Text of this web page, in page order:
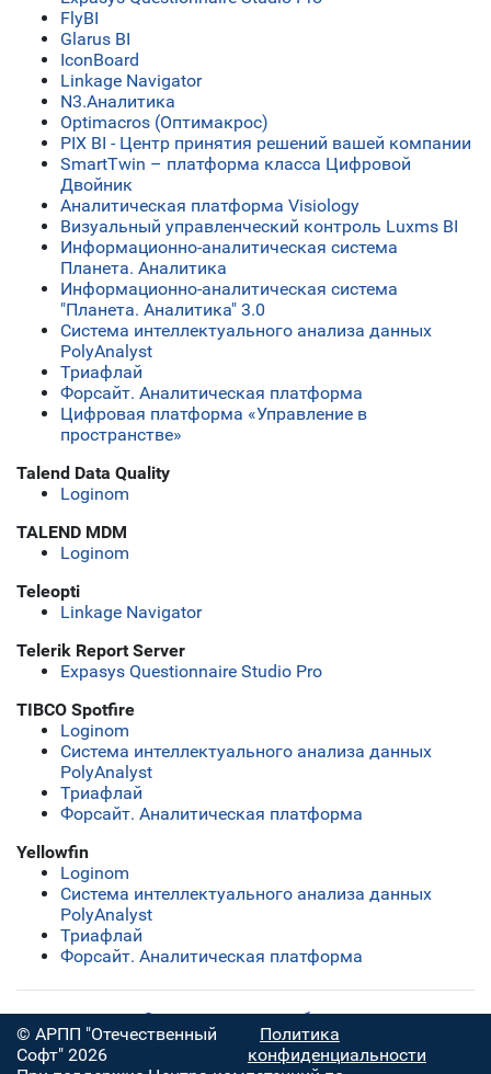
FlyBI
Glarus BI
IconBoard
Linkage Navigator
N3.Аналитика
Optimacros (Оптимакрос)
PIX BI - Центр принятия решений вашей компании
SmartTwin – платформа класса Цифровой
Двойник
Аналитическая платформа Visiology
Визуальный управленческий контроль Luxms BI
Информационно-аналитическая система
Планета. Аналитика
Информационно-аналитическая система
"Планета. Аналитика" 3.0
Система интеллектуального анализа данных
PolyAnalyst
Триафлай
Форсайт. Аналитическая платформа
Цифровая платформа «Управление в
пространстве»
Talend Data Quality
Loginom
TALEND MDM
Loginom
Teleopti
Linkage Navigator
Telerik Report Server
Expasys Questionnaire Studio Pro
TIBCO Spotfire
Loginom
Система интеллектуального анализа данных
PolyAnalyst
Триафлай
Форсайт. Аналитическая платформа
Yellowfin
Loginom
Система интеллектуального анализа данных
PolyAnalyst
Триафлай
Форсайт. Аналитическая платформа
Скачать полную таблицу
© АРПП "Отечественный
Софт" 2026
Политика
конфиденциальности